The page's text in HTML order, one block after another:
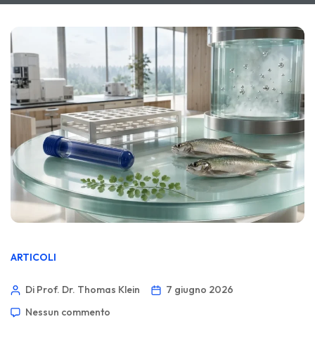
ARTICOLI
Di Prof. Dr. Thomas Klein
7 giugno 2026
Nessun commento